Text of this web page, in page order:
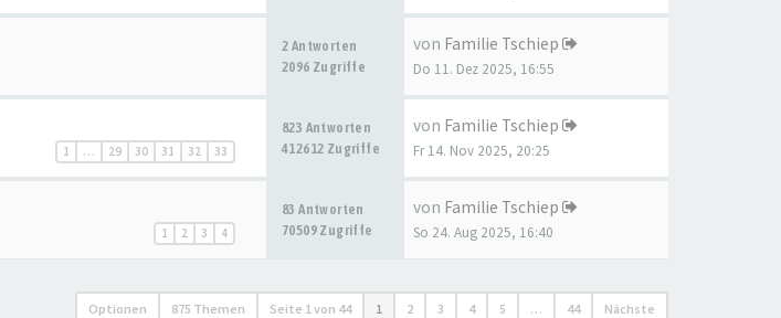
2 Antworten
2096 Zugriffe
von Familie Tschiep
Do 11. Dez 2025, 16:55
1 … 29 30 31 32 33
823 Antworten
412612 Zugriffe
von Familie Tschiep
Fr 14. Nov 2025, 20:25
1 2 3 4
83 Antworten
70509 Zugriffe
von Familie Tschiep
So 24. Aug 2025, 16:40
Optionen 875 Themen Seite 1von 44 1 2 3 4 5 … 44 Nächste